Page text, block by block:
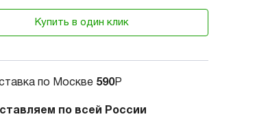
Купить в один клик
по Москве 590Р
по всей России